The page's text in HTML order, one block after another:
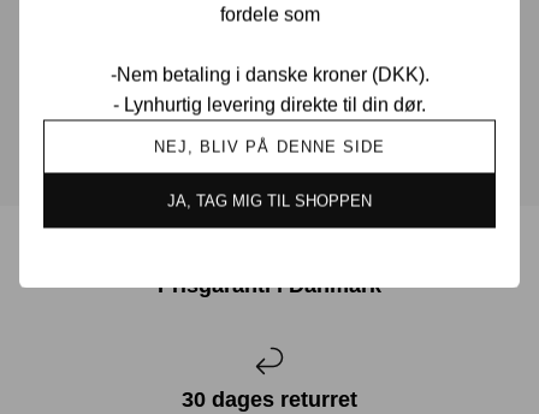
fordele som
-Nem betaling i danske kroner (DKK).
- Lynhurtig levering direkte til din dør.
NEJ, BLIV PÅ DENNE SIDE
JA, TAG MIG TIL SHOPPEN
muligt.
KONTAKT OS
Prisgaranti i Danmark
30 dages returret